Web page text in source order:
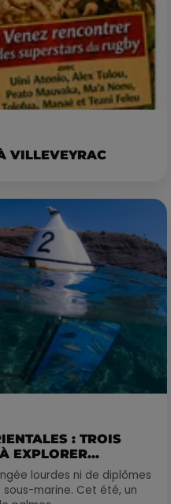
VILLEVEYRAC
: TROIS
EXPLORER...
lourdes ni de diplômes
marine. Cet été, un